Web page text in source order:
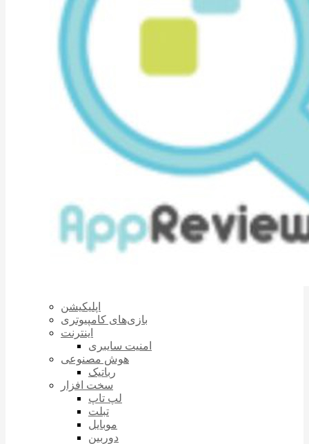
اپلیکیشن
بازی‌های کامپیوتری
اینترنت
امنیت سایبری
هوش مصنوعی
رباتیک
سخت افزار
لپ تاپ
تبلت
موبایل
دوربین